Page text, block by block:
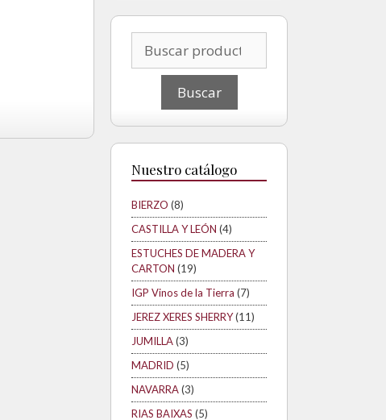
Nuestro catálogo
BIERZO (8)
CASTILLA Y LEÓN (4)
ESTUCHES DE MADERA Y
CARTON (19)
IGP Vinos de la Tierra (7)
JEREZ XERES SHERRY(11)
JUMILLA(3)
MADRID (5)
NAVARRA(3)
RIAS BAIXAS (5)